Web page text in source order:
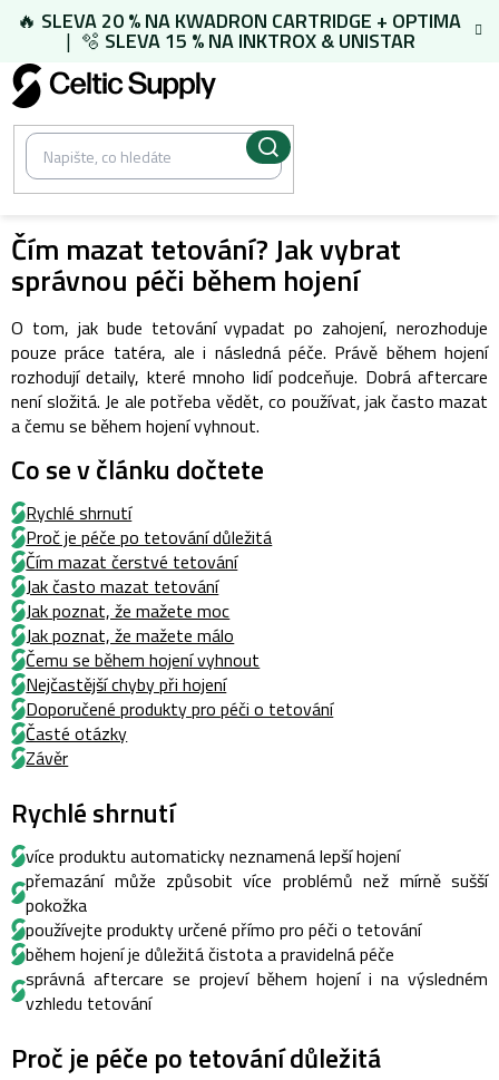
Přejít
obsah
🔥 SLEVA 20 % NAKWADRON CARTRIDGE + OPTIMA
| 🫧 SLEVA 15 % NAINKTROX & UNISTAR
Čím mazat tetování? Jak vybrat
správnou péči během hojení
O tom, jak bude tetování vypadat po zahojení, nerozhoduje
pouze práce tatéra, ale i následná péče. Právě během hojení
rozhodují detaily, které mnoho lidí podceňuje. Dobrá aftercare
není složitá. Je ale potřeba vědět, co používat, jak často mazat
a čemu se během hojení vyhnout.
Co se v článku dočtete
Rychlé shrnutí
Proč je péče po tetování důležitá
Čím mazat čerstvé tetování
Jak často mazat tetování
Jak poznat, že mažete moc
Jak poznat, že mažete málo
Čemu se během hojení vyhnout
Nejčastější chyby při hojení
Doporučené produkty pro péči o tetování
Časté otázky
Závěr
Rychlé shrnutí
více produktu automaticky neznamená lepší hojení
přemazání může způsobit více problémů než mírně sušší
pokožka
používejte produkty určené přímo pro péči o tetování
během hojení je důležitá čistota a pravidelná péče
správná aftercare se projeví během hojení i na výsledném
vzhledu tetování
Proč je péče po tetování důležitá